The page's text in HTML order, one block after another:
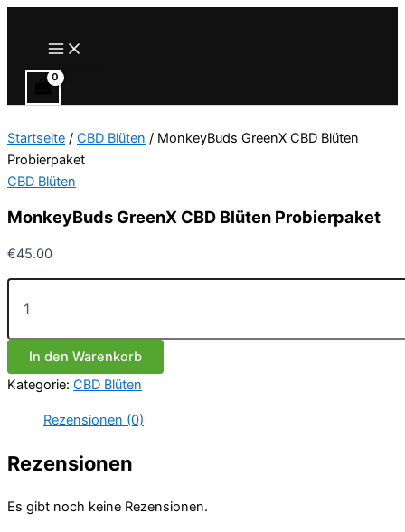
Main
Menu
Startseite / CBD Blüten / MonkeyBuds GreenX CBD Blüten
Probierpaket
CBD Blüten
MonkeyBuds GreenX CBD Blüten Probierpaket
€45.00
MonkeyBuds
GreenX
Blüten
Probierpaket
Menge
In den Warenkorb
Kategorie: CBD Blüten
Rezensionen (0)
Rezensionen
Es gibt noch keine Rezensionen.